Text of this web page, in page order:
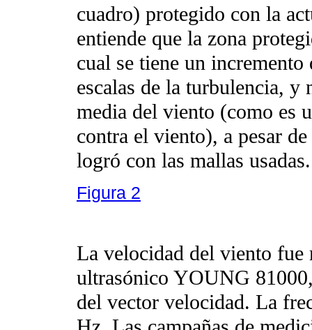
cuadro) protegido con la
entiende que la zona
cual se tiene un incremento
escalas de la turbulencia,
media del viento (como es
contra el viento), a pesar
logró con las mallas usadas.
Figura 2
La velocidad del viento fue
ultrasónico YOUNG
del vector velocidad. La